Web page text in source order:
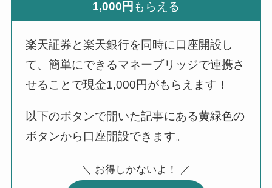
1,000円 もらえる
楽天証券と楽天銀行を同時に口座開設し
て、簡単にできるマネーブリッジで連携さ
せることで現金1,000円がもらえます！
以下のボタンで開いた記事にある黄緑色の
ボタンから口座開設できます。
＼ お得しかないよ！ ／